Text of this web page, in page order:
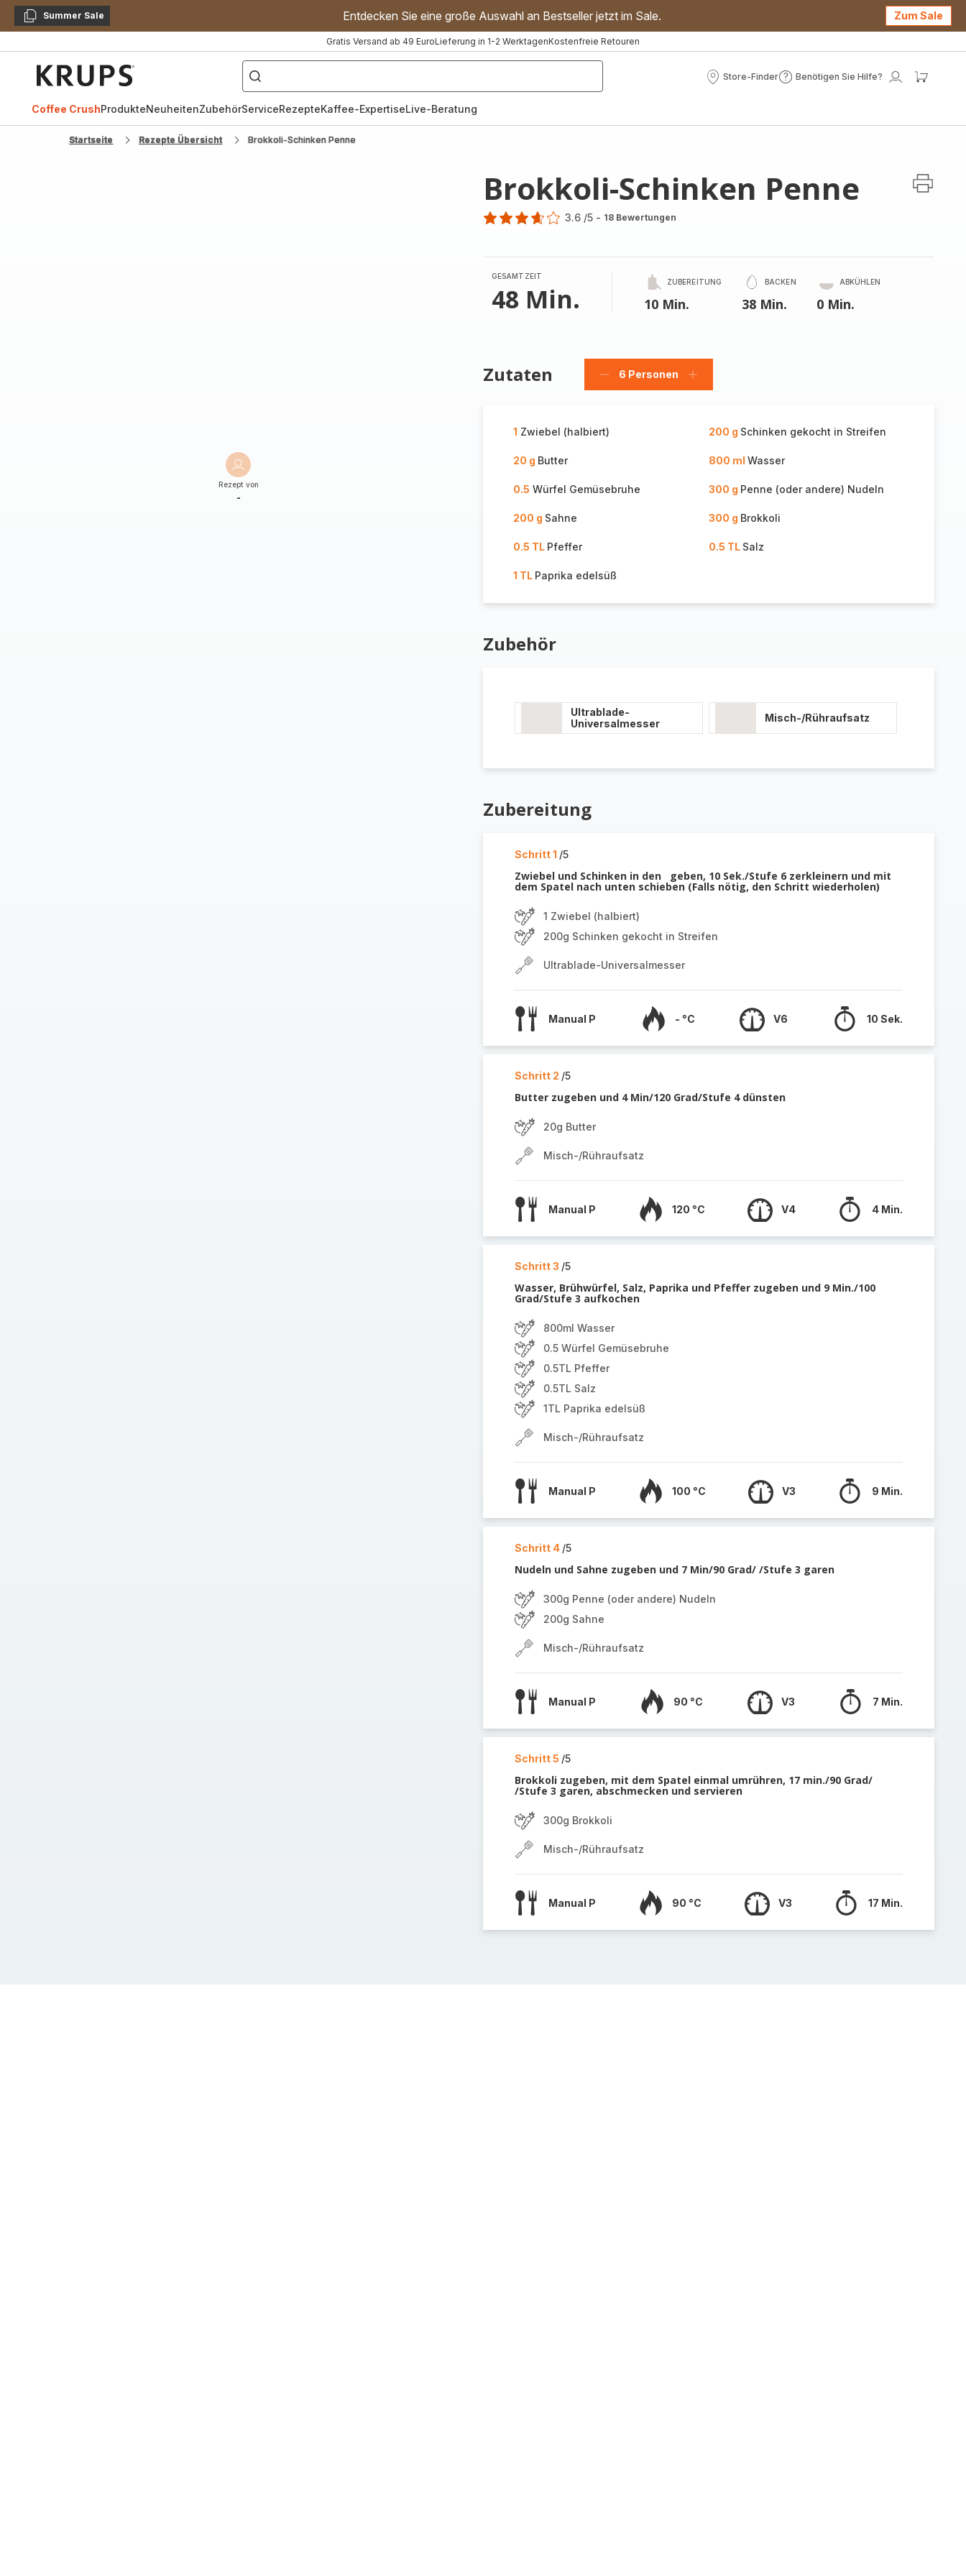
KopierenSummer Sale Entdecken Sie eine große Auswahl an Bestseller jetzt im Sale. Zum Sale
Gratis Versand ab 49 EuroLieferung in 1-2 WerktagenKostenfreie Retouren
["Kaffeevollautomat","Handmixer","Waffeleisen"]
Store-Finder
Store-
Benötigen Sie Hilfe?
Benötigen
Mein
Coffee CrushProdukteNeuheitenZubehörServiceRezepteKaffee-ExpertiseLive-Beratung
Startseite Rezepte Übersicht Brokkoli-Schinken Penne
Rezept von
-
Brokkoli-Schinken Penne
3.6 /5 - 18 Bewertungen
GESAMTZEIT
48 Min.
ZUBEREITUNG
10 Min.
BACKEN
38 Min.
ABKÜHLEN
0 Min.
Zutaten
Personen
6 Personen
Personen
1 Zwiebel (halbiert) 200 g Schinken gekocht in Streifen
20 g Butter 800 ml Wasser
0.5 Würfel Gemüsebruhe 300 g Penne (oder andere) Nudeln
200 g Sahne 300 g Brokkoli
0.5 TL Pfeffer 0.5 TL Salz
1 TL Paprika edelsüß
Zubehör
Ultrablade-
Universalmesser
Misch-/Rühraufsatz
Zubereitung
Schritt 1 /5
Zwiebel und Schinken in den geben, 10 Sek./Stufe 6 zerkleinern und mit
dem Spatel nach unten schieben (Falls nötig, den Schritt wiederholen)
1 Zwiebel (halbiert)
200g Schinken gekocht in Streifen
Ultrablade-Universalmesser
Manual P - °C V6 10 Sek.
Schritt 2 /5
Butter zugeben und 4 Min/120 Grad/Stufe 4 dünsten
20g Butter
Misch-/Rühraufsatz
Manual P 120 °C V4 4 Min.
Schritt 3 /5
Wasser, Brühwürfel, Salz, Paprika und Pfeffer zugeben und 9 Min./100
Grad/Stufe 3 aufkochen
800ml Wasser
0.5 Würfel Gemüsebruhe
0.5TL Pfeffer
0.5TL Salz
1TL Paprika edelsüß
Misch-/Rühraufsatz
Manual P 100 °C V3 9 Min.
Schritt 4 /5
Nudeln und Sahne zugeben und 7 Min/90 Grad/ /Stufe 3 garen
300g Penne (oder andere) Nudeln
200g Sahne
Misch-/Rühraufsatz
Manual P 90 °C V3 7 Min.
Schritt 5 /5
Brokkoli zugeben, mit dem Spatel einmal umrühren, 17 min./90 Grad/
/Stufe 3 garen, abschmecken und servieren
300g Brokkoli
Misch-/Rühraufsatz
Manual P 90 °C V3 17 Min.